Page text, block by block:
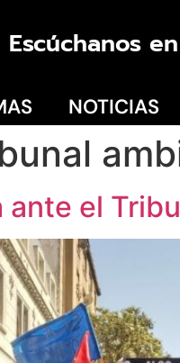
Escúchanos en
NOTICIAS
el